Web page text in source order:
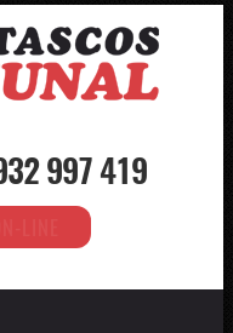
997 419